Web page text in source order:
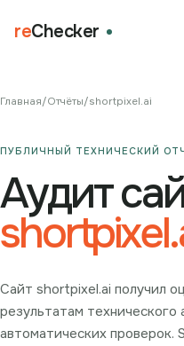
reChecker
Главная/Отчёты/shortpixel.ai
ПУБЛИЧНЫЙ ТЕХНИЧЕСКИЙ
Аудит
Сайт shortpixel.ai получил
результатам
автоматических проверок.